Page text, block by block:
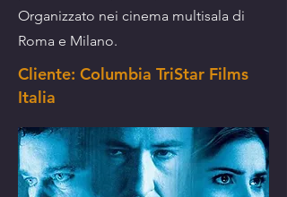
Organizzato nei cinema multisala di
Roma e Milano.
Cliente: Columbia TriStar Films
Italia